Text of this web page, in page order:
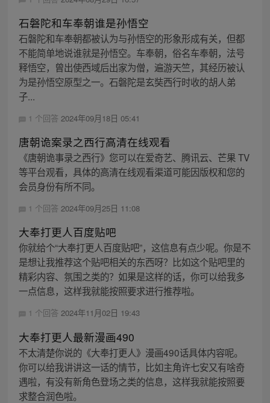
石磐陀和车奉朝谁是孙悟空
石磐陀和车奉朝都被认为与孙悟空的形象形成有关，但都
不能简单地说谁就是孙悟空。车奉朝，俗名车奉朝，法号
释悟空，曾出使西域后出家为僧，遍游天竺，其经历被认
为是孙悟空原型之一。石磐陀是玄奘西行时收的胡人弟
子...
1 个回答 2024年09月18日 05:41
唐朝诡案录之西行高清在线观看
《唐朝诡事录之西行》您可以在爱奇艺、腾讯云、芒果 TV
等平台观看，具体的高清在线观看渠道可能因版权和您的
会员身份有所不同。
1 个回答 2024年09月25日 11:08
大奉打更人百度贴吧
你就给个“大奉打更人百度贴吧”，这信息有点少呢。你是不
是想让我推荐这个贴吧相关的东西呀？比如这个贴吧里的
精彩内容、氛围之类的？如果是这样的话，你可以给我多
一点信息，这样我就能按照要求进行推荐啦。
1 个回答 2024年11月02日 19:43
大奉打更人最新漫画490
不太清楚你说的《大奉打更人》漫画490话具体内容呢。
你可以给我讲讲这一话的情节，比如主角许七安又有啥奇
遇啦，有没有新角色登场之类的信息，这样我就能按照要
求整合润色啦。